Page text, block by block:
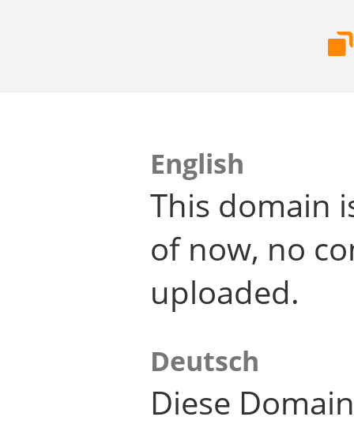
English
This domain
of now, no
uploaded.
Deutsch
Diese